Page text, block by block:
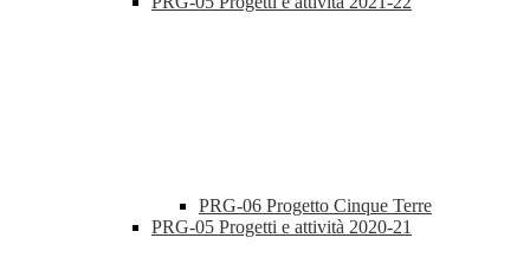
PRG-06 Progetto Cinque Terre
PRG-05 Progetti e attività 2020-21